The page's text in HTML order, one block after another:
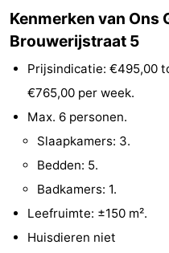
-
Fietsen
Paardrijden
Golfbanen
Eten
Kenmerken van Ons
Brouwerijstraat 5
Prijsindicatie: €495,00
€765,00 per week.
Max. 6 personen.
Slaapkamers: 3.
Bedden: 5.
Badkamers: 1.
Leefruimte: ±150 m².
Huisdieren niet